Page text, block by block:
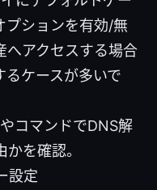
プションを有効/無
へアクセスする場合
るケースが多いで
コマンドでDNS解
を確認。
設定